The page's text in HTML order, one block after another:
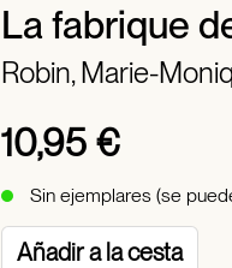
La fabrique
Robin, Marie-
10,95 €
Sin ejemplares (se
Añadir a la cesta